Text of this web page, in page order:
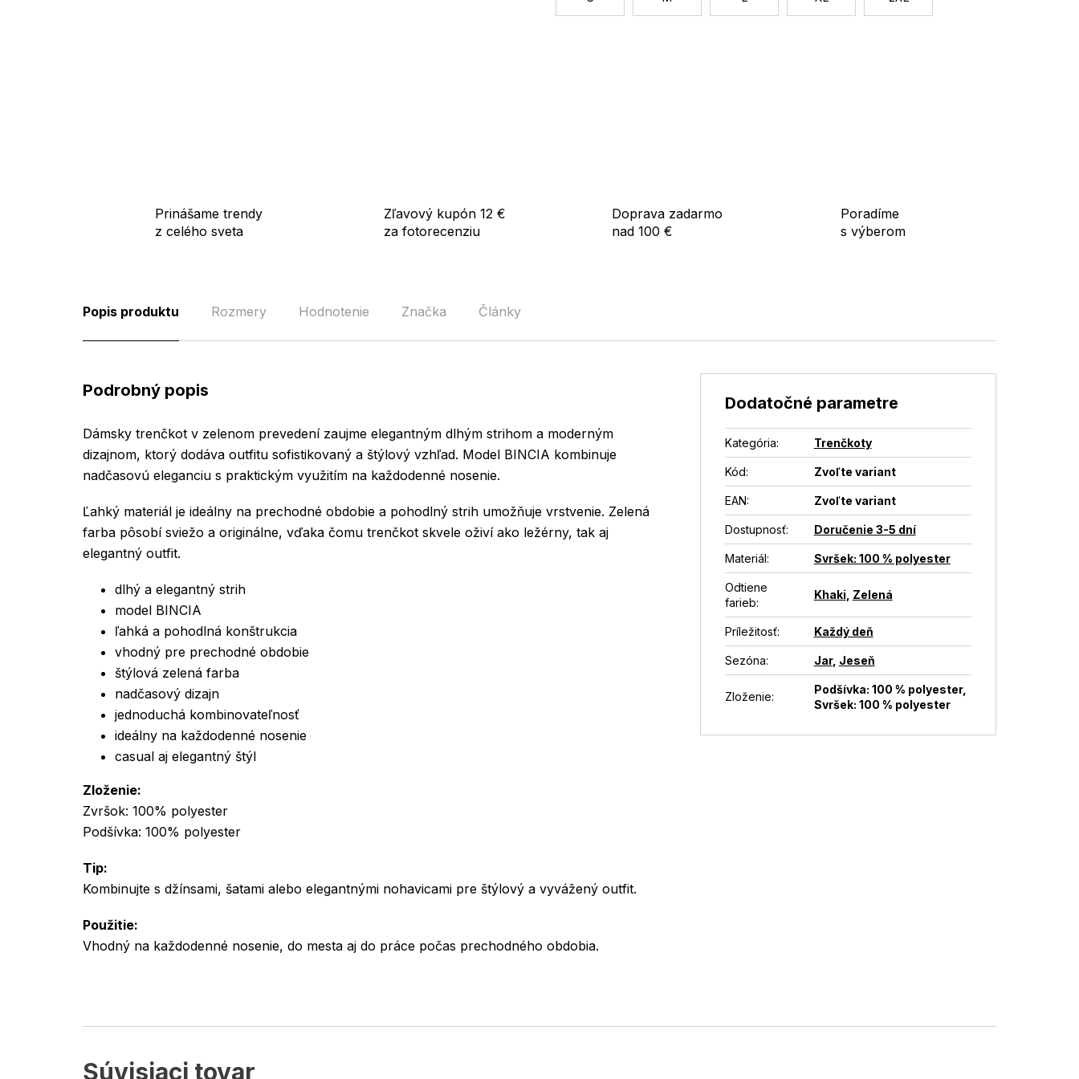
Prinášame trendy
z celého sveta
Zľavový kupón 12 €
za fotorecenziu
Doprava zadarmo
nad 100 €
Poradíme
s výberom
Súvisiaci tovar
Popis produktu Rozmery Hodnotenie Značka Články
Podrobný popis
Dámsky trenčkot v zelenom prevedení zaujme elegantným dlhým strihom a moderným
dizajnom, ktorý dodáva outfitu sofistikovaný a štýlový vzhľad. Model BINCIA kombinuje
nadčasovú eleganciu s praktickým využitím na každodenné nosenie.
Ľahký materiál je ideálny na prechodné obdobie a pohodlný strih umožňuje vrstvenie. Zelená
farba pôsobí sviežo a originálne, vďaka čomu trenčkot skvele oživí ako ležérny, tak aj
elegantný outfit.
dlhý a elegantný strih
model BINCIA
ľahká a pohodlná konštrukcia
vhodný pre prechodné obdobie
štýlová zelená farba
nadčasový dizajn
jednoduchá kombinovateľnosť
ideálny na každodenné nosenie
casual aj elegantný štýl
Zloženie:
Zvršok: 100% polyester
Podšívka: 100% polyester
Tip:
Kombinujte s džínsami, šatami alebo elegantnými nohavicami pre štýlový a vyvážený outfit.
Použitie:
Vhodný na každodenné nosenie, do mesta aj do práce počas prechodného obdobia.
Dodatočné parametre
Kategória: Trenčkoty
Kód: Zvoľte variant
EAN: Zvoľte variant
Dostupnosť: Doručenie 3-5 dní
Materiál: Svršek: 100 % polyester
Odtiene
farieb:
Khaki Zelená
Príležitosť: Každý deň
Sezóna: Jar, Jeseň
Zloženie:
Podšívka: 100 % polyester,
Svršek: 100 % polyester